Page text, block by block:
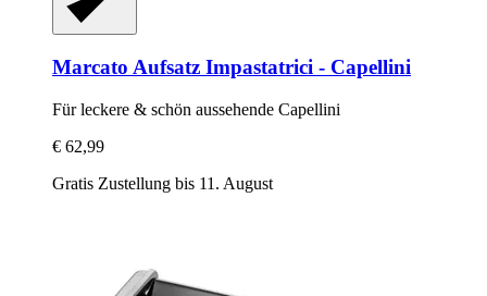
Marcato Aufsatz Impastatrici -​ Capellini
Für leckere & schön aussehende Capellini
€ 62,99
Gratis Zustellung bis 11. August